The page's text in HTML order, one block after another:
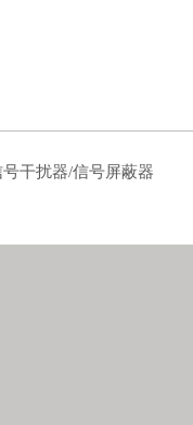
干扰器/信号屏蔽器